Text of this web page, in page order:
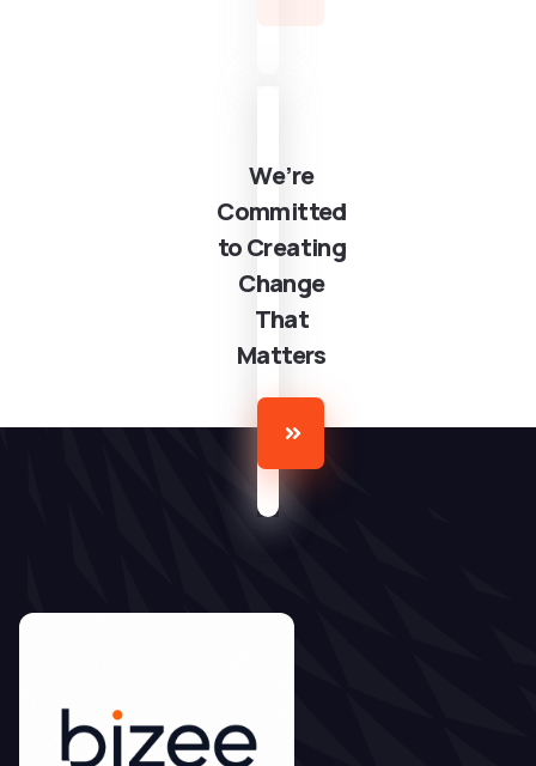
We’re
Committed
to Creating
Change
That
Matters